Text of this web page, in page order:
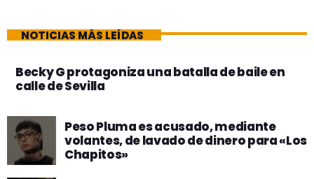
NOTICIAS MÁS LEÍDAS
Becky G protagoniza una batalla de baile en
calle de Sevilla
Peso Pluma es acusado, mediante
volantes, de lavado de dinero para «Los
Chapitos»